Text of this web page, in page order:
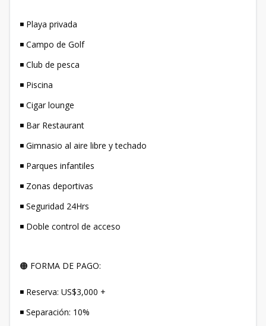
◾ Playa privada
◾ Campo de Golf
◾ Club de pesca
◾ Piscina
◾ Cigar lounge
◾ Bar Restaurant
◾ Gimnasio al aire libre y techado
◾ Parques infantiles
◾ Zonas deportivas
◾ Seguridad 24Hrs
◾ Doble control de acceso
🟠 FORMA DE PAGO:
◾ Reserva: US$3,000 +
◾ Separación: 10%